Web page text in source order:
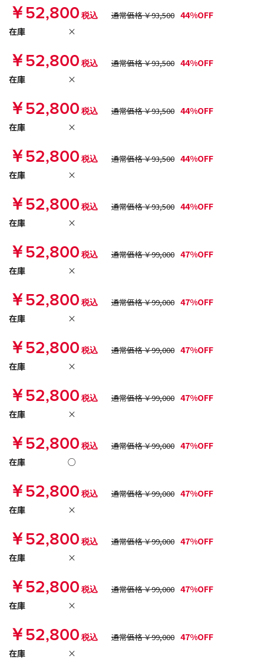
￥52,800税込 通常価格 ￥93,500 44%OFF
在庫
×
￥52,800税込 通常価格 ￥93,500 44%OFF
在庫
×
￥52,800税込 通常価格 ￥93,500 44%OFF
在庫
×
￥52,800税込 通常価格 ￥93,500 44%OFF
在庫
×
￥52,800税込 通常価格 ￥93,500 44%OFF
在庫
×
￥52,800税込 通常価格 ￥99,000 47%OFF
在庫
×
￥52,800税込 通常価格 ￥99,000 47%OFF
在庫
×
￥52,800税込 通常価格 ￥99,000 47%OFF
在庫
×
￥52,800税込 通常価格 ￥99,000 47%OFF
在庫
×
￥52,800税込 通常価格 ￥99,000 47%OFF
在庫
○
￥52,800税込 通常価格 ￥99,000 47%OFF
在庫
×
￥52,800税込 通常価格 ￥99,000 47%OFF
在庫
×
￥52,800税込 通常価格 ￥99,000 47%OFF
在庫
×
￥52,800税込 通常価格 ￥99,000 47%OFF
在庫
×